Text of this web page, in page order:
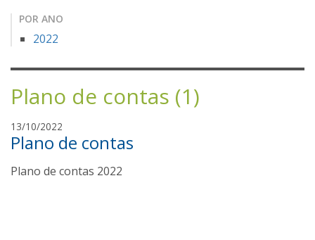
POR ANO
2022
Plano de contas (1)
13/10/2022
m
n
Plano de contas
Plano de contas 2022